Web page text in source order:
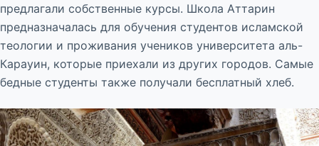
предлагали собственные курсы. Школа Аттарин
предназначалась для обучения студентов исламской
теологии и проживания учеников университета аль-
Карауин, которые приехали из других городов. Самые
бедные студенты также получали бесплатный хлеб.